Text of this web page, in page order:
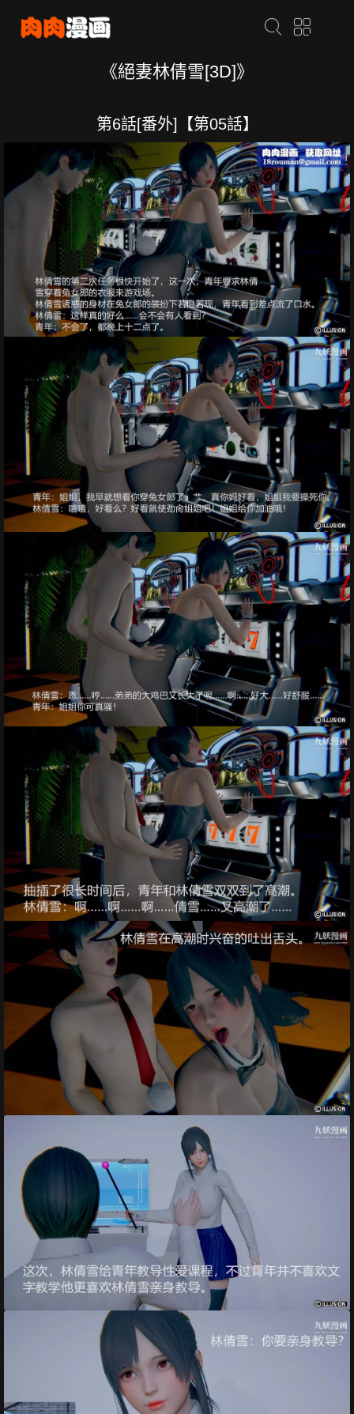
《絕妻林倩雪[3D]》
第6話[番外]【第05話】